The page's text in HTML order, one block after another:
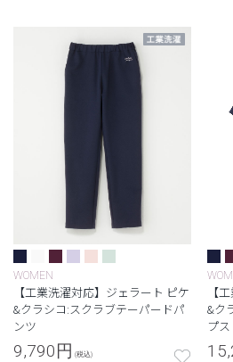
WOMEN
【工業洗濯対応】ジェラート ピケ
&クラシコ:スクラブテーパードパ
ンツ
9,790円 (税込)
【
&ク
プス